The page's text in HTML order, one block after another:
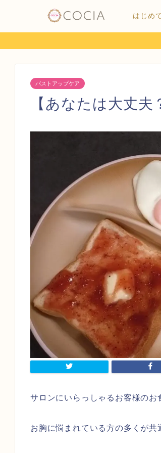
はじめ
バストアップケア
【あなたは大丈
サロンにいらっしゃるお客様のお
お胸に悩まれている方の多くが共